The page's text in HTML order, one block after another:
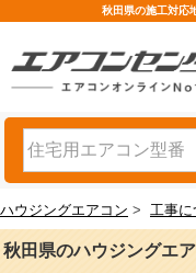
秋田県の施工対応
ハウジングエアコン > 工事に
秋田県のハウジングエ